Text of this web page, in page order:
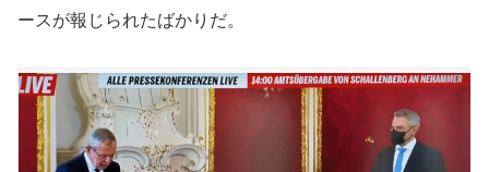
ースが報じられたばかりだ。